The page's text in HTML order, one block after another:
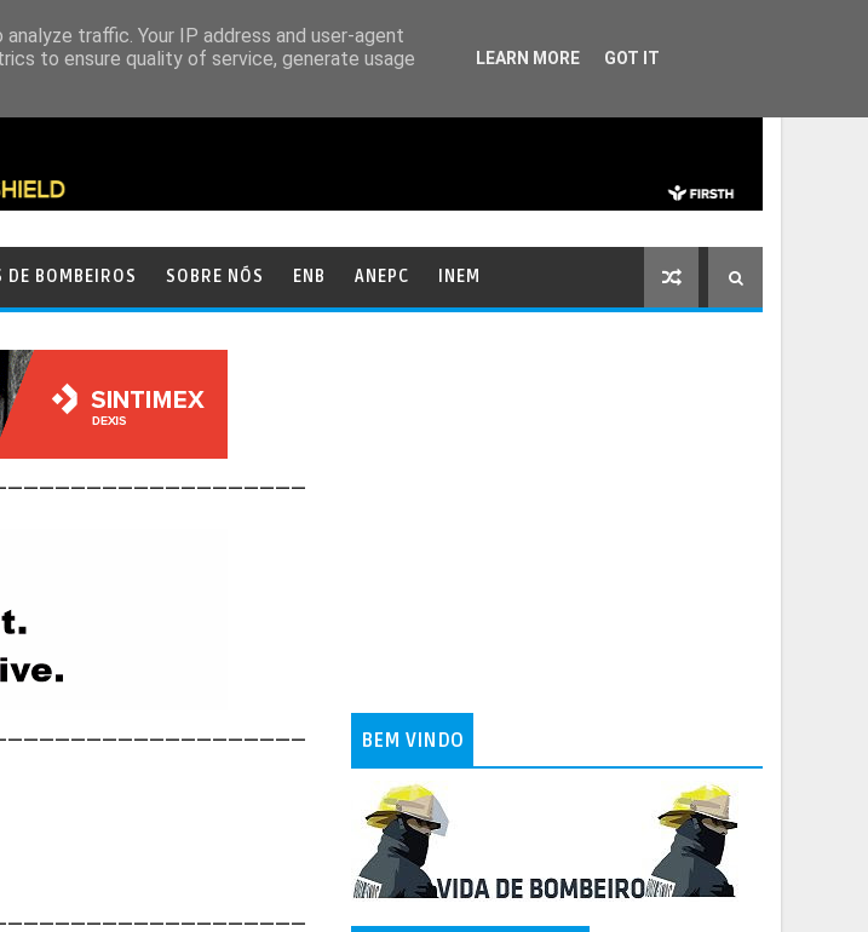
DE BOMBEIROS SOBRE NÓS ENB ANEPC INEM
BEM VINDO
traffic. Your IP address and user-agent
to ensure quality of service, generate usage
LEARN MORE GOT IT